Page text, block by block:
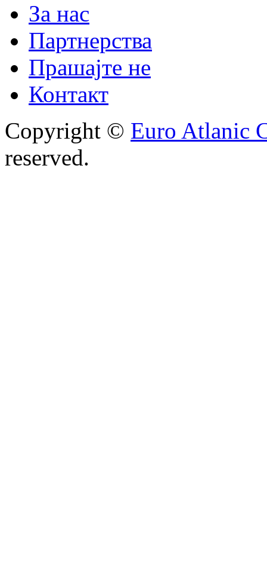
За нас
Партнерства
Прашајте не
Контакт
Copyright © Euro Atlanic
reserved.